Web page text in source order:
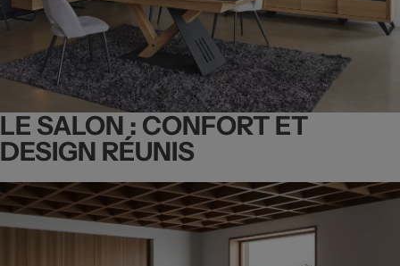
LE SALON : CONFORT ET
DESIGN RÉUNIS